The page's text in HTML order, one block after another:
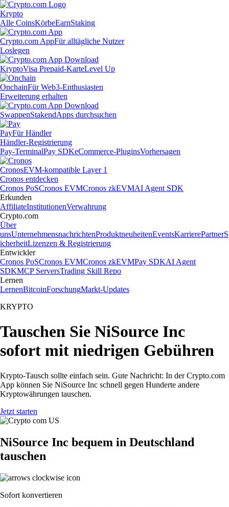
Krypto
Alle CoinsKörbeEarnStaking
Crypto.com AppFür alltägliche Nutzer
Loslegen
KryptoVisa Prepaid-KarteLevel Up
OnchainFür Web3-Enthusiasten
Erweiterung erhalten
SwappenStakendApps durchsuchen
PayFür Händler
Händler-Registrierung
Pay-TerminalPay SDKeCommerce-PluginsVorhersagen
CronosEVM-kompatible Layer 1
Cronos entdecken
Cronos PoSCronos EVMCronos zkEVMAI Agent SDK
Erkunden
AffiliateInstitutionenVerwahrung
Crypto.com
Über
unsUnternehmensnachrichtenProduktneuheitenEventsKarrierePartnerS
icherheitLizenzen & Registrierung
Entwickler
Cronos PoSCronos EVMCronos zkEVMPay SDKAI Agent
SDKMCP ServersTrading Skill Repo
Lernen
LernenBitcoinForschungMarkt-Updates
KRYPTO
Tauschen Sie NiSource Inc
sofort mit niedrigen Gebühren
Krypto-Tausch sollte einfach sein. Gute Nachricht: In der Crypto.com
App können Sie NiSource Inc schnell gegen Hunderte andere
Kryptowährungen tauschen.
Jetzt starten
NiSource Inc bequem in Deutschland
tauschen
Sofort konvertieren